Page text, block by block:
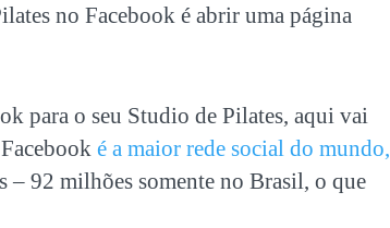
no Facebook é abrir uma página
para o seu Studio de Pilates, aqui vai
é a maior rede social do mundo,
92 milhões somente no Brasil, o que